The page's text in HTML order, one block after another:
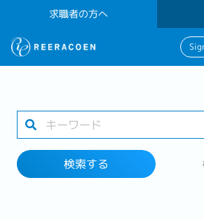
求職者の方へ
1 selected
検索する